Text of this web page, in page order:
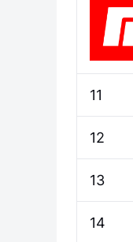
11
12
13
14